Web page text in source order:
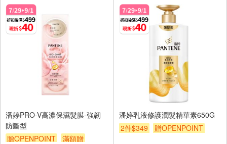
潘婷PRO-V高濃保濕髮膜-強韌
防斷型
贈OPENPOINT
滿額贈
潘婷乳液修護潤髮精華素650G
2件$349
贈OPENPOINT